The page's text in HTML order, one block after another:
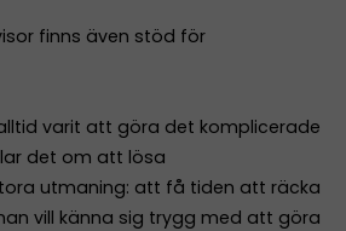
finns även stöd för
varit att göra det komplicerade
det om att lösa
utmaning: att få tiden att räcka
vill känna sig trygg med att göra